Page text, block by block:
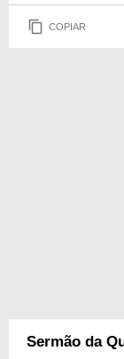
COPIAR
Sermão da